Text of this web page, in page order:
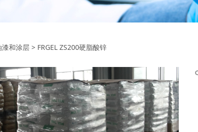
ZS200硬脂酸锌
漆和涂层 > FRGEL ZS200硬脂酸锌